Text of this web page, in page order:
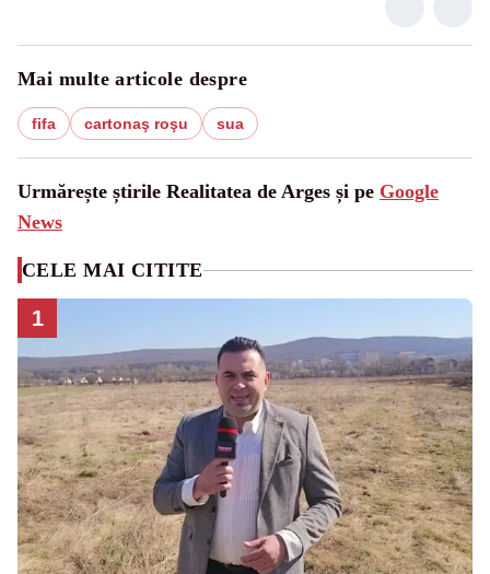
Mai multe articole despre
fifa cartonaş roşu sua
Urmărește știrile Realitatea de Arges și pe Google
News
CELE MAI CITITE
1